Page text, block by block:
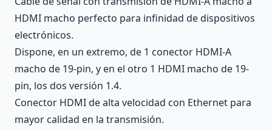
HDMI macho perfecto para infinidad de dispositivos
electrónicos.
Dispone, en un extremo, de 1 conector HDMI-A
macho de 19-pin, y en el otro 1 HDMI macho de 19-
pin, los dos versión 1.4.
Conector HDMI de alta velocidad con Ethernet para
mayor calidad en la transmisión.